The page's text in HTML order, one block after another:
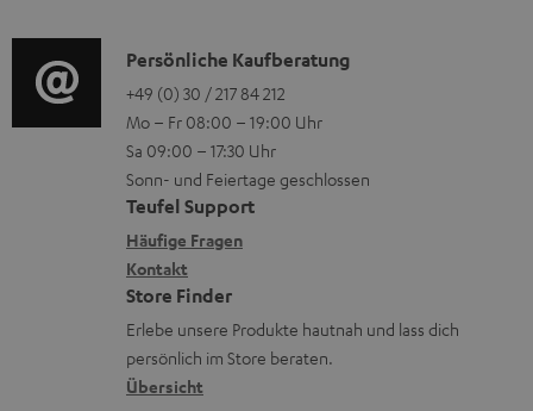
e
n
z
u
r
G
a
r
a
n
g
e
r
ä
t
e
R
ü
c
k
i
o
-
L
e
x
i
k
o
n
K
o
n
t
a
k
t
d
a
t
Persönliche Kaufberatung
+49 (0) 30 / 217 84 212
Mo – Fr 08:00 – 19:00 Uhr
Sa 09:00 – 17:30 Uhr
Sonn- und Feiertage geschlossen
Teufel Support
Häufige Fragen
Kontakt
Store Finder
Erlebe unsere Produkte hautnah und lass dich
persönlich im Store beraten.
Übersicht